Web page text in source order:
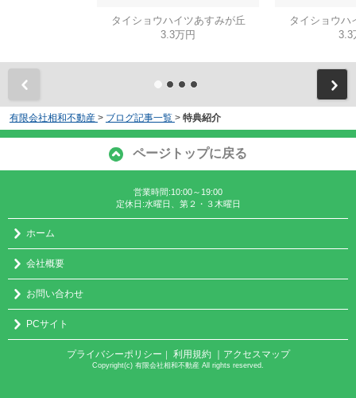
タイショウハイツあすみが丘
3.3万円
タイショウハ
3.3
有限会社相和不動産 > ブログ記事一覧 > 特典紹介
ページトップに戻る
営業時間:10:00～19:00
定休日:水曜日、第２・３木曜日
ホーム
会社概要
お問い合わせ
PCサイト
プライバシーポリシー ｜ 利用規約 ｜アクセスマップ
Copyright(c) 有限会社相和不動産 All rights reserved.